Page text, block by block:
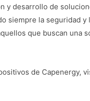
y desarrollo de
siempre la seguridad y
que buscan una
de Capenergy,